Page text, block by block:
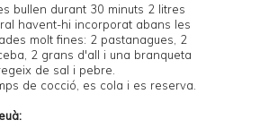
bullen durant 30 minuts 2 litres
havent-hi incorporat abans les
molt fines: 2 pastanagues, 2
2 grans d'all i una branqueta
de sal i pebre.
de cocció, es cola i es reserva.